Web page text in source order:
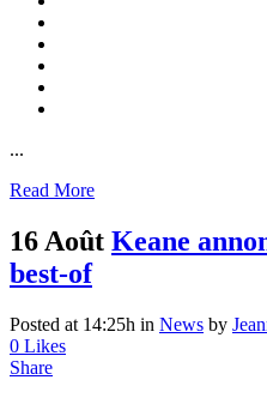
...
Read More
16 Août Keane
best-of
Posted at 14:25h in News by
0 Likes
Share